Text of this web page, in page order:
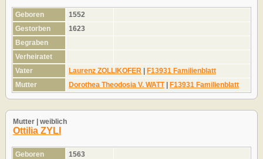
Geboren
1552
Gestorben
1623
Begraben
Verheiratet
Vater
Laurenz ZOLLIKOFER | F13931 Familienblatt
Mutter
Dorothea Theodosia V. WATT| F13931 Familienblatt
Mutter | weiblich
Ottilia ZYLI
Geboren
1563